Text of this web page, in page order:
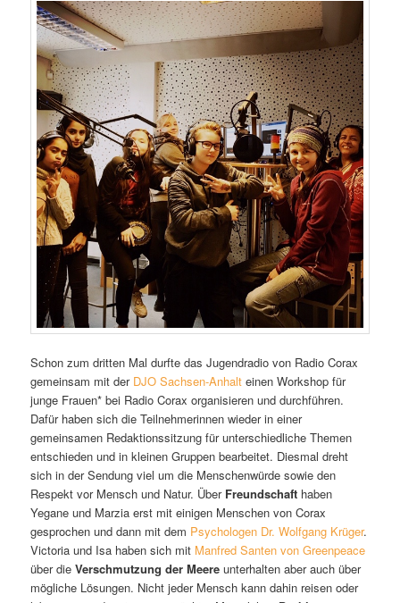
Schon zum dritten Mal durfte das Jugendradio von Radio Corax
gemeinsam mit der DJO Sachsen-Anhalt einen Workshop für
junge Frauen* bei Radio Corax organisieren und durchführen.
Dafür haben sich die Teilnehmerinnen wieder in einer
gemeinsamen Redaktionssitzung für unterschiedliche Themen
entschieden und in kleinen Gruppen bearbeitet. Diesmal dreht
sich in der Sendung viel um die Menschenwürde sowie den
Respekt vor Mensch und Natur. Über Freundschaft haben
Yegane und Marzia erst mit einigen Menschen von Corax
gesprochen und dann mit dem Psychologen Dr. Wolfgang Krüger.
Victoria und Isa haben sich mit Manfred Santen von Greenpeace
über dieVerschmutzung der Meere unterhalten aber auch über
mögliche Lösungen. Nicht jeder Mensch kann dahin reisen oder